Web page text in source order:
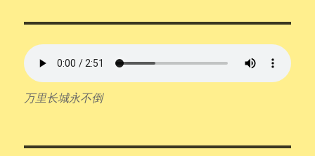
万里长城永不倒